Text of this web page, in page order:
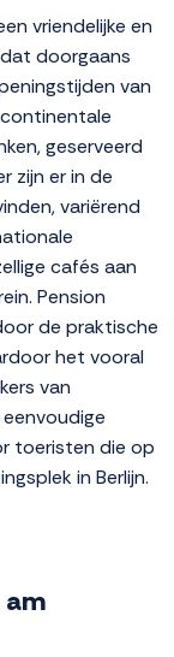
vriendelijke en
doorgaans
van
geserveerd
zijn er in de
variërend
cafés aan
Pension
de praktische
het vooral
van
toeristen die op
in Berlijn.
am